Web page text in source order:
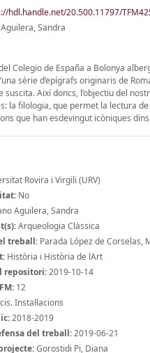
hdl.handle.net/20.500.11797/
Sandra
Colegio de España a Bolonya
sèrie d’epígrafs originaris de
suscita. Així doncs, l’objectiu del
la filologia, que permet la lectura
que han esdevingut icòniques
Rovira i Virgili (URV)
No
Aguilera, Sandra
Arqueologia Clàssica
treball: Parada López de Corselas,
Història i Història de lArt
repositori:2019-10-14
12
Instal·lacions
2018-2019
del treball:2019-06-21
Gorostidi Pi, Diana